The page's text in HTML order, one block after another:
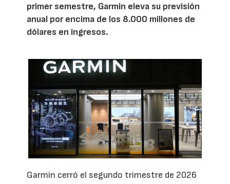
primer semestre, Garmin eleva su previsión
anual por encima de los 8.000 millones de
dólares en ingresos.
Garmin cerró el segundo trimestre de 2026